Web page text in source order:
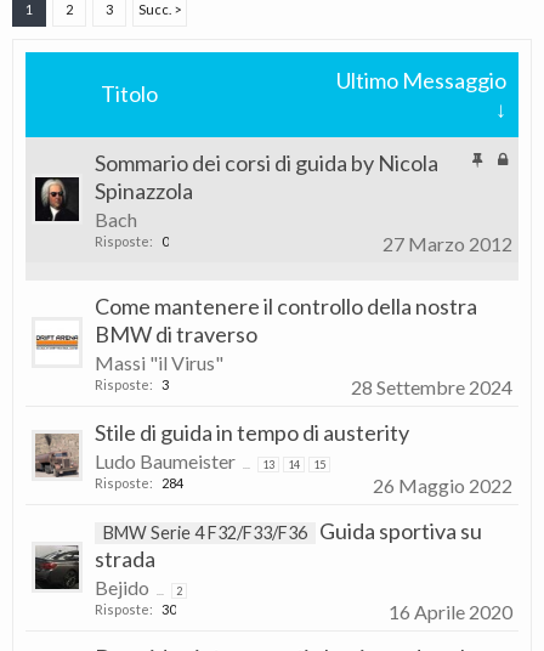
1 2 3 Succ. >
Titolo
Ultimo Messaggio
↓
Sommario dei corsi di guida by Nicola
Spinazzola
Bach
Risposte: 0 27 Marzo 2012
Come mantenere il controllo della nostra
BMW di traverso
Massi "il Virus"
Risposte: 3 28 Settembre 2024
Stile di guida in tempo di austerity
Ludo Baumeister 13 14 15
Risposte: 284 26 Maggio 2022
BMW Serie 4 F32/F33/F36
Guida sportiva su
strada
Bejido 2
Risposte: 30 16 Aprile 2020